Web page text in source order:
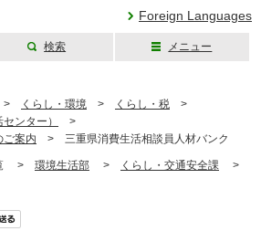
Foreign Languages
検索 メニュー
> くらし・環境 > くらし・税 >
ンター）
>
ご案内 > 三重県消費生活相談員人材バンク
> 環境生活部 > くらし・交通安全課 >